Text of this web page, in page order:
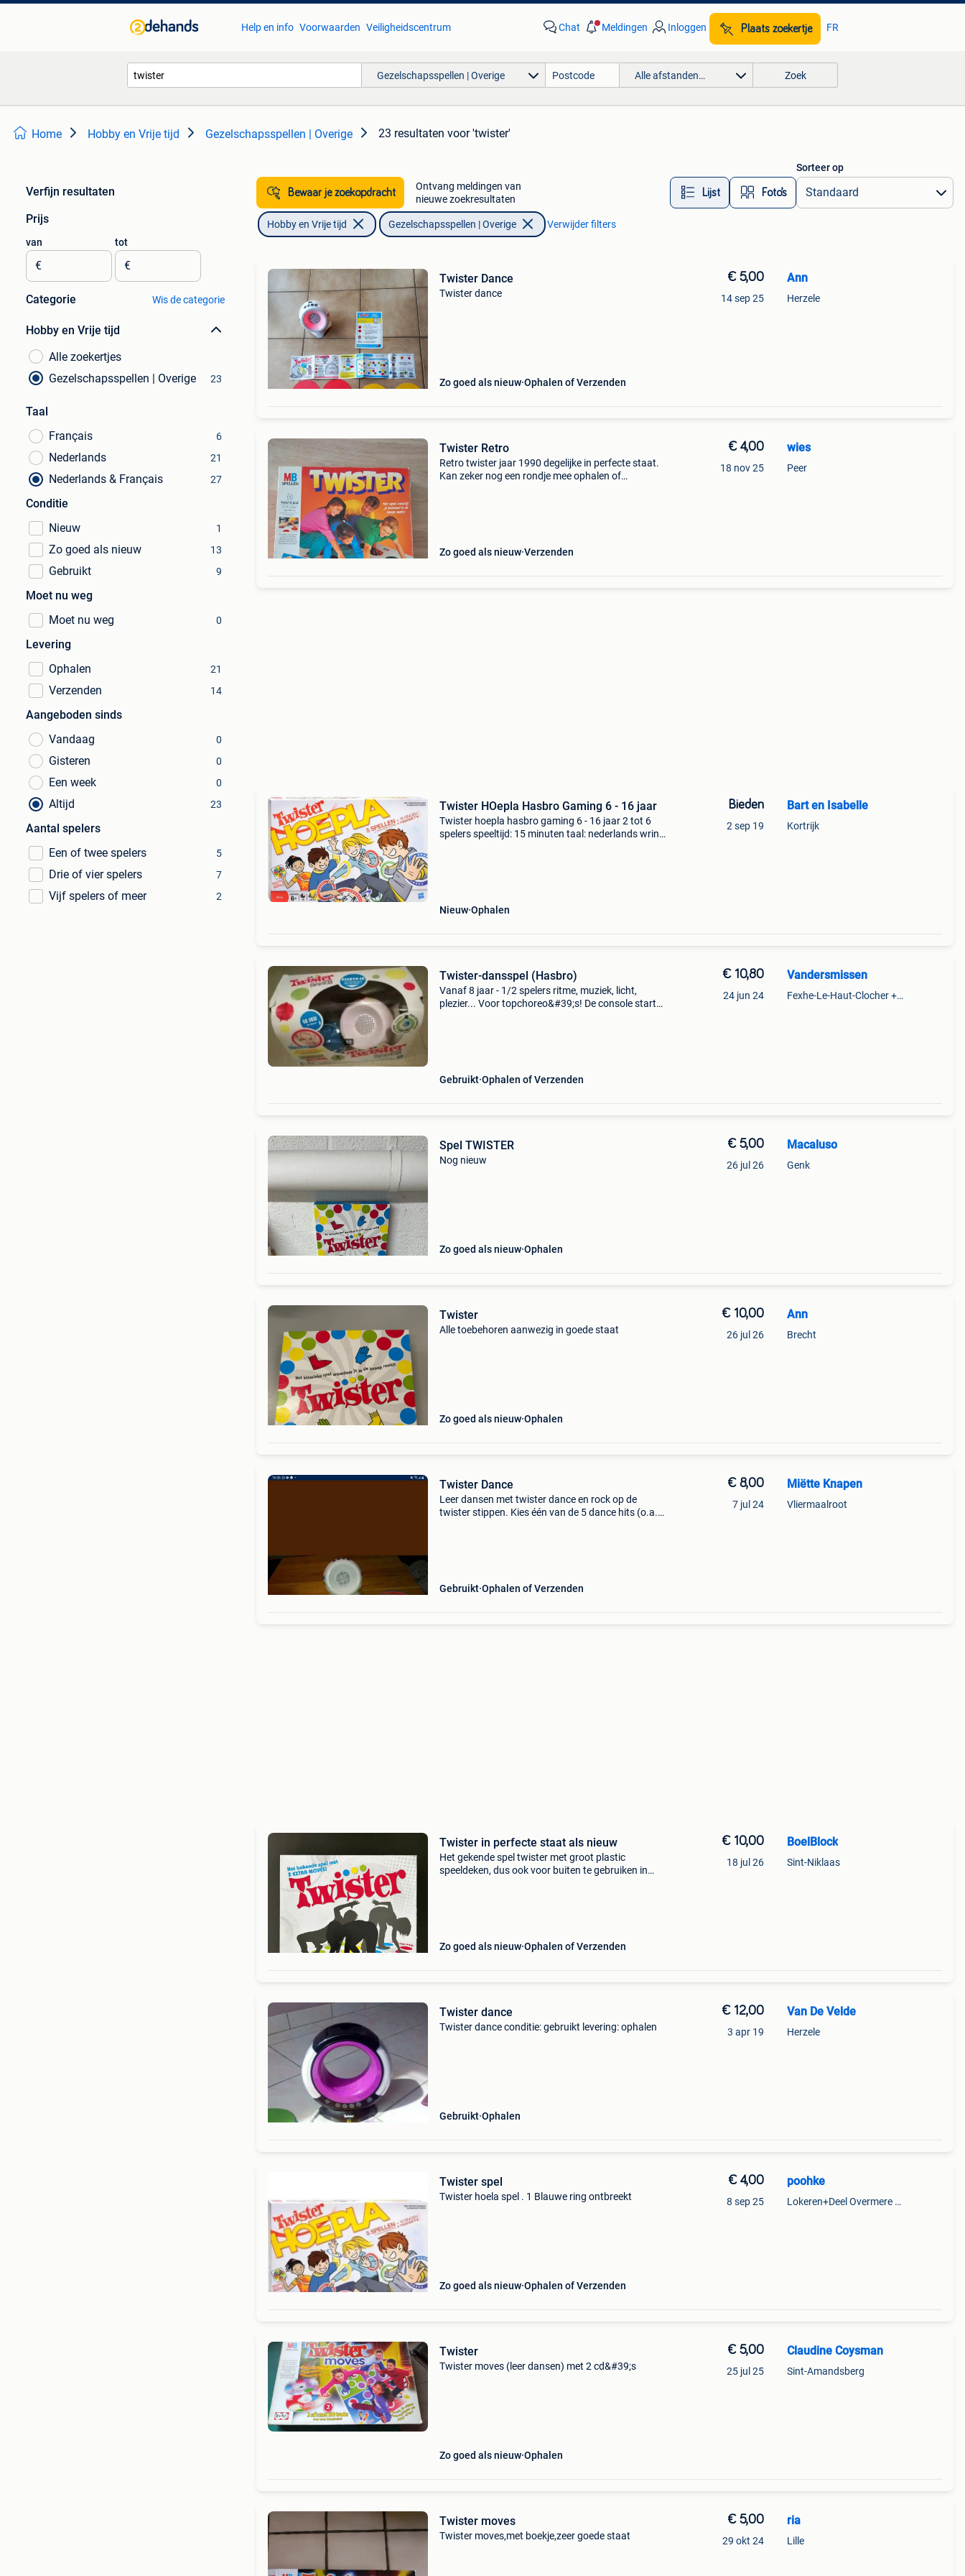
Help en info Voorwaarden Veiligheidscentrum Chat Meldingen Inloggen Plaats zoekertje FR
Gezelschapsspellen | Overige Alle afstanden… Zoek
Home Hobby en Vrije tijd Gezelschapsspellen | Overige 23 resultaten voor 'twister'
Verfijn resultaten
Prijs
van
€
tot
€
Categorie Wis de categorie
Hobby en Vrije tijd
Alle zoekertjes
Gezelschapsspellen | Overige
23
Taal
Français
6
Nederlands 21
Nederlands & Français 27
Conditie
Nieuw
1
Zo goed als nieuw 13
Gebruikt 9
Moet nu weg
Moet nu weg
0
Levering
Ophalen
21
Verzenden 14
Aangeboden sinds
Vandaag
0
Gisteren 0
Een week 0
Altijd 23
Aantal spelers
Een of twee spelers
5
Drie of vier spelers 7
Vijf spelers of meer 2
Bewaar je zoekopdracht
Ontvang meldingen van
nieuwe zoekresultaten
Lijst Foto’s
Sorteer op
Hobby en Vrije tijd Gezelschapsspellen | Overige Verwijder filters
Twister Dance
Twister dance
Zo goed als nieuw Ophalen of Verzenden
€ 5,00
14 sep 25
Ann
Herzele
Twister Retro
Retro twister jaar 1990 degelijke in perfecte staat.
Kan zeker nog een rondje mee ophalen of
Zo goed als nieuw Verzenden
€ 4,00
18 nov 25
wies
Peer
Twister HOepla Hasbro Gaming 6 - 16 jaar
Twister hoepla hasbro gaming 6 - 16 jaar 2 tot 6
spelers speeltijd: 15 minuten taal: nederlands wring
Nieuw Ophalen
Bieden
2 sep 19
Bart en Isabelle
Kortrijk
Twister-dansspel (Hasbro)
Vanaf 8 jaar - 1/2 spelers ritme, muziek, licht,
plezier... Voor topchoreo&#39;s! De console start
Gebruikt Ophalen of Verzenden
€ 10,80
24 jun 24
Vandersmissen
Fexhe-Le-Haut-Clocher + Partie De Momalle
Spel TWISTER
Nog nieuw
Zo goed als nieuw Ophalen
€ 5,00
26 jul 26
Macaluso
Genk
Twister
Alle toebehoren aanwezig in goede staat
Zo goed als nieuw Ophalen
€ 10,00
26 jul 26
Ann
Brecht
Twister Dance
Leer dansen met twister dance en rock op de
twister stippen. Kies één van de 5 dance hits (o.a.
Gebruikt Ophalen of Verzenden
€ 8,00
7 jul 24
Miëtte Knapen
Vliermaalroot
Twister in perfecte staat als nieuw
Het gekende spel twister met groot plastic
speeldeken, dus ook voor buiten te gebruiken in
Zo goed als nieuw Ophalen of Verzenden
€ 10,00
18 jul 26
BoelBlock
Sint-Niklaas
Twister dance
Twister dance conditie: gebruikt levering: ophalen
Gebruikt Ophalen
€ 12,00
3 apr 19
Van De Velde
Herzele
Twister spel
Twister hoela spel . 1 Blauwe ring ontbreekt
Zo goed als nieuw Ophalen of Verzenden
€ 4,00
8 sep 25
poohke
Lokeren+Deel Overmere En Zele
Twister
Twister moves (leer dansen) met 2 cd&#39;s
Zo goed als nieuw Ophalen
€ 5,00
25 jul 25
Claudine Coysman
Sint-Amandsberg
Twister moves
Twister moves,met boekje,zeer goede staat
€ 5,00
29 okt 24
ria
Lille